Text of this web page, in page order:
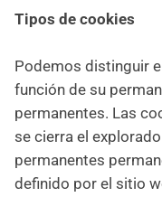
Tipos de cookies
Podemos distinguir
función de su
permanentes. Las
se cierra el
permanentes
definido por el sitio